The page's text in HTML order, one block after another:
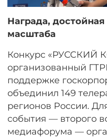
Награда,
масштаба
Конкурс «РУССКИЙ
организованный
поддержке
объединил 149
регионов России.
события — второго
медиафорума —